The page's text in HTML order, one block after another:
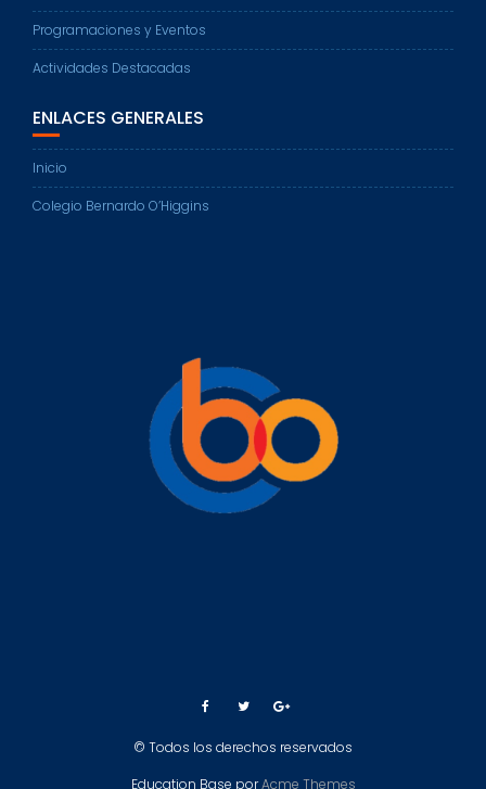
Programaciones y Eventos
Actividades Destacadas
ENLACES GENERALES
Inicio
Colegio Bernardo O’Higgins
© Todos los derechos reservados
Education Base porAcme Themes